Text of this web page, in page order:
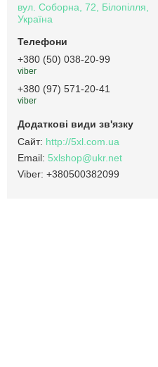
вул. Соборна, 72, Білопілля,
Україна
+380 (50) 038-20-99
viber
+380 (97) 571-20-41
viber
http://5xl.com.ua
5xlshop@ukr.net
+380500382099